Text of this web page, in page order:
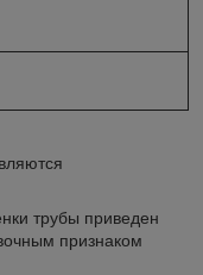
трубы приведен
признаком